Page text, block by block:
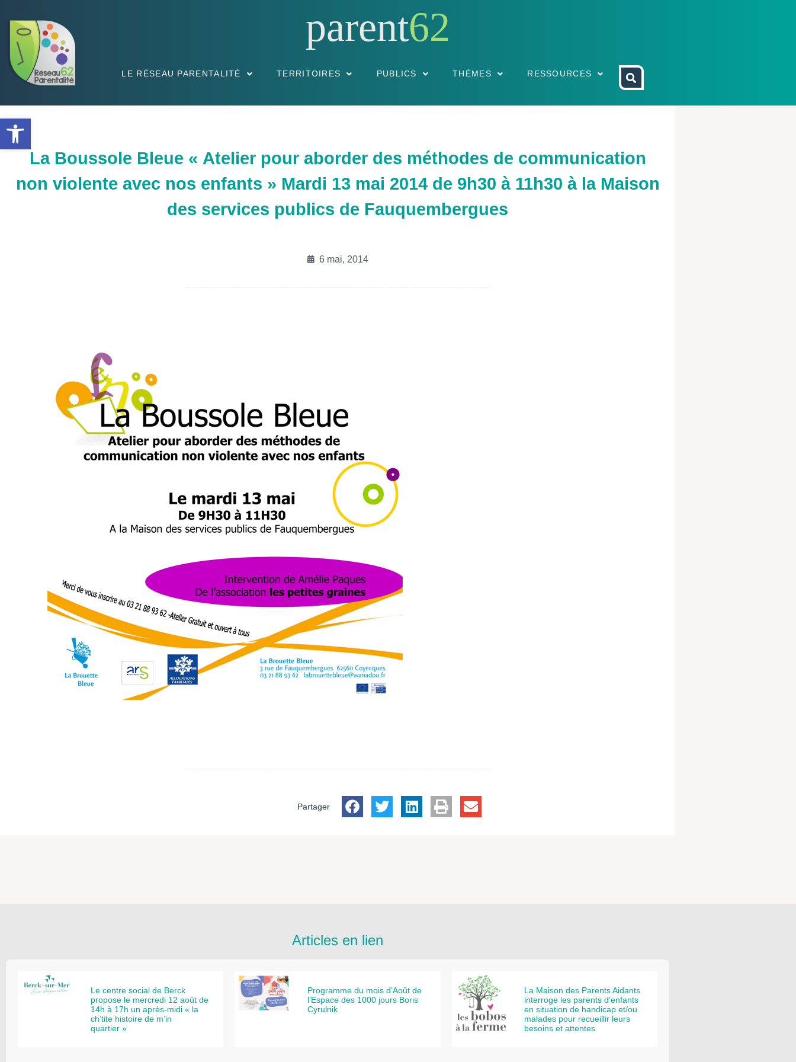
Ouvrir la barre d’outils
parent62
LE RÉSEAU PARENTALITÉ TERRITOIRES PUBLICS THÈMES RESSOURCES
La Boussole Bleue « Atelier pour aborder des méthodes de communication
non violente avec nos enfants » Mardi 13 mai 2014 de 9h30 à 11h30 à la Maison
des services publics de Fauquembergues
6 mai, 2014
Partager
Articles en lien
Le centre social de Berck
propose le mercredi 12 août de
14h à 17h un après-midi « la
ch’tite histoire de m’in
quartier »
Programme du mois d’Août de
l’Espace des 1000 jours Boris
Cyrulnik
La Maison des Parents Aidants
interroge les parents d’enfants
en situation de handicap et/ou
malades pour recueillir leurs
besoins et attentes